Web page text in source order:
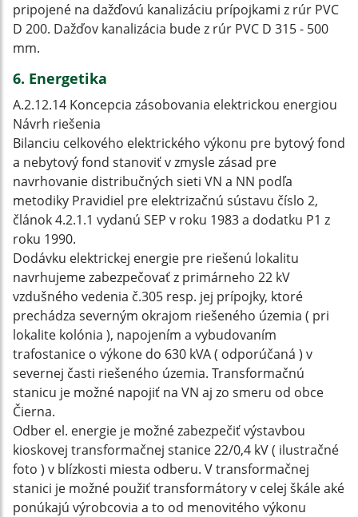
pripojené na dažďovú kanalizáciu prípojkami z rúr PVC
D 200. Dažďov kanalizácia bude z rúr PVC D 315 - 500
mm.
6. Energetika
A.2.12.14 Koncepcia zásobovania elektrickou energiou
Návrh riešenia
Bilanciu celkového elektrického výkonu pre bytový fond
a nebytový fond stanoviť v zmysle zásad pre
navrhovanie distribučných sieti VN a NN podľa
metodiky Pravidiel pre elektrizačnú sústavu číslo 2,
článok 4.2.1.1 vydanú SEP v roku 1983 a dodatku P1 z
roku 1990.
Dodávku elektrickej energie pre riešenú lokalitu
navrhujeme zabezpečovať z primárneho 22 kV
vzdušného vedenia č.305 resp. jej prípojky, ktoré
prechádza severným okrajom riešeného územia ( pri
lokalite kolónia ), napojením a vybudovaním
trafostanice o výkone do 630 kVA ( odporúčaná ) v
severnej časti riešeného územia. Transformačnú
stanicu je možné napojiť na VN aj zo smeru od obce
Čierna.
Odber el. energie je možné zabezpečiť výstavbou
kioskovej transformačnej stanice 22/0,4 kV ( ilustračné
foto ) v blízkosti miesta odberu. V transformačnej
stanici je možné použiť transformátory v celej škále aké
ponúkajú výrobcovia a to od menovitého výkonu